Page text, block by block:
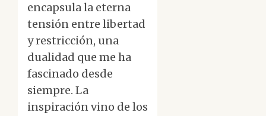
encapsula la eterna
tensión entre libertad
y restricción, una
dualidad que me ha
fascinado desde
siempre. La
inspiración vino de los